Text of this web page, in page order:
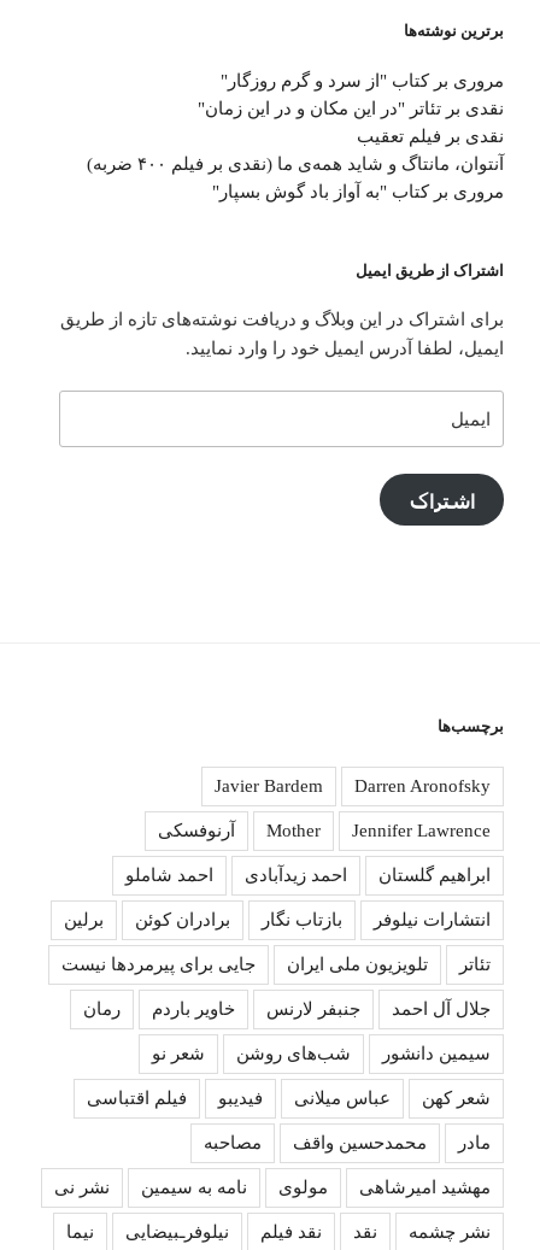
برترین نوشته‌ها
مروری بر کتاب "از سرد و گرم روزگار"
نقدی بر تئاتر "در این مکان و در این زمان"
نقدی بر فیلم تعقیب
آﻧﺘﻮان، ﻣﺎﻧﺘﺎگ و ﺷﺎﯾﺪ ﻫﻤﻪی ما (نقدی بر فیلم ۴۰۰ ضربه)
مروری بر کتاب "به آواز باد گوش بسپار"
اشتراک از طریق ایمیل
برای اشتراک در این وبلاگ و دریافت نوشته‌های تازه از طریق
ایمیل، لطفا آدرس ایمیل خود را وارد نمایید.
اشتراک
برچسب‌ها
Darren Aronofsky
Javier Bardem
Jennifer Lawrence
Mother آرنوفسکی
ابراهیم گلستان احمد زیدآبادی احمد شاملو
انتشارات نیلوفر بازتاب نگار برادران کوئن برلین
تئاتر تلویزیون ملی ایران جایی برای پیرمردها نیست
جلال آل احمد جنبفر لارنس خاویر باردم رمان
سیمین دانشور شب‌های روشن شعر نو
شعر کهن عباس میلانی فیدیبو فیلم اقتباسی
مادر محمدحسین واقف مصاحبه
مهشید امیرشاهی مولوی نامه به سیمین نشر نی
نشر چشمه نقد نقد فیلم نیلوفرـبیضایی نیما